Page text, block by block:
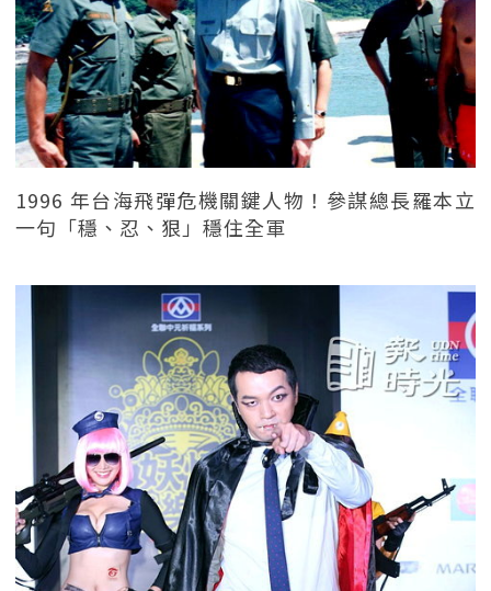
1996 年台海飛彈危機關鍵人物！參謀總長羅本立
一句「穩、忍、狠」穩住全軍